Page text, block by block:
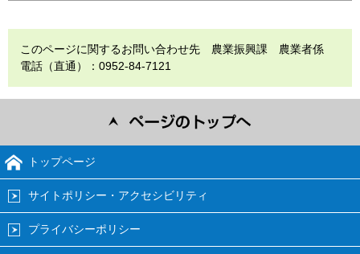
このページに関するお問い合わせ先 農業振興課 農業者係
電話（直通）：0952-84-7121
トップページ
サイトポリシー・アクセシビリティ
プライバシーポリシー